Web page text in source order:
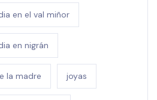
en el val miñor
en nigrán
la madre joyas